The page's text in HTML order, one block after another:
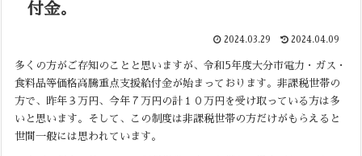
付金。
2024.03.29 2024.04.09
多くの方がご存知のことと思いますが、令和5年度大分市電力・ガス・
食料品等価格高騰重点支援給付金が始まっております。非課税世帯の
方で、昨年３万円、今年７万円の計１０万円を受け取っている方は多
いと思います。そして、この制度は非課税世帯の方だけがもらえると
世間一般には思われています。